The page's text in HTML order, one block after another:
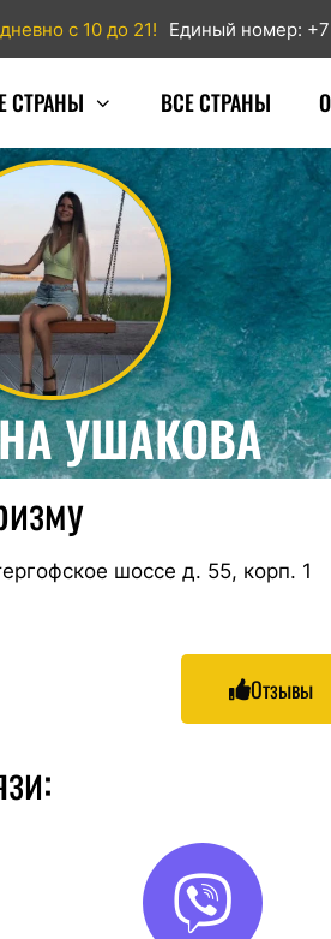
с 10 до 21! Единый номер:
СТРАНЫ ВСЕ СТРАНЫ
УШАКОВА
шоссе д. 55, корп. 1
Отзывы